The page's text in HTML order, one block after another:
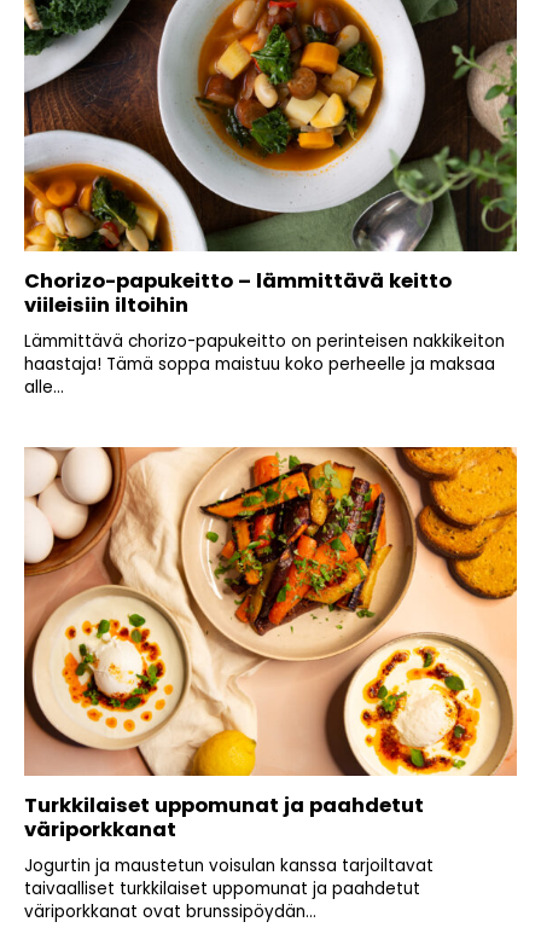
Chorizo-papukeitto – lämmittävä keitto
viileisiin iltoihin
Lämmittävä chorizo-papukeitto on perinteisen nakkikeiton
haastaja! Tämä soppa maistuu koko perheelle ja maksaa
alle...
Turkkilaiset uppomunat ja paahdetut
väriporkkanat
Jogurtin ja maustetun voisulan kanssa tarjoiltavat
taivaalliset turkkilaiset uppomunat ja paahdetut
väriporkkanat ovat brunssipöydän...